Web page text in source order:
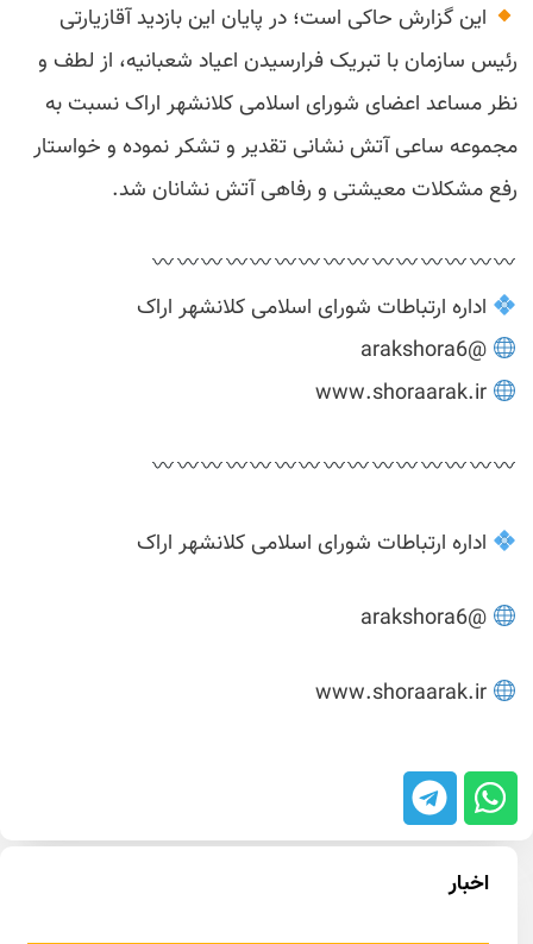
این گزارش حاکی است؛ در پایان این بازدید آقازیارتی
رئیس سازمان با تبریک فرارسیدن اعیاد شعبانیه، از لطف و
نظر مساعد اعضای شورای اسلامی کلانشهر اراک نسبت به
مجموعه ساعی آتش نشانی تقدیر و تشکر نموده و خواستار
رفع مشکلات معیشتی و رفاهی آتش نشانان شد.
اداره ارتباطات شورای اسلامی کلانشهر اراک
@arakshora6
www.shoraarak.ir
اداره ارتباطات شورای اسلامی کلانشهر اراک
@arakshora6
www.shoraarak.ir
اخبار